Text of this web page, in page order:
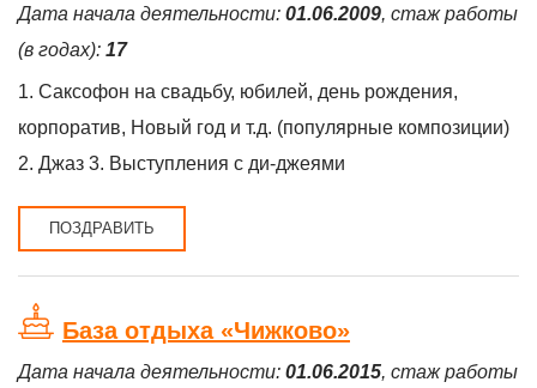
Дата начала деятельности: 01.06.2009, стаж работы
(в годах): 17
1. Саксофон на свадьбу, юбилей, день рождения,
корпоратив, Новый год и т.д. (популярные композиции)
2. Джаз 3. Выступления с ди-джеями
ПОЗДРАВИТЬ
База отдыха «Чижково»
Дата начала деятельности: 01.06.2015, стаж работы